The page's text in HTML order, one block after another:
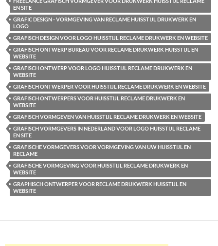
EN SITE
GRAFIC DESIGN - VORMGEVING VAN RECLAME HUISSTIJL DRUKWERK EN
LOGO
GRAFISCH DESIGN VOOR LOGO HUISSTIJL RECLAME DRUKWERK EN WEBSITE
GRAFISCH ONTWERP BUREAU VOOR RECLAME DRUKWERK HUISSTIJL EN
WEBSITE
GRAFISCH ONTWERP VOOR LOGO HUISSTIJL RECLAME DRUKWERK EN
WEBSITE
GRAFISCH ONTWERPER VOOR HUISSTIJL RECLAME DRUKWERK EN WEBSITE
GRAFISCH ONTWERPERS VOOR HUISSTIJL RECLAME DRUKWERK EN
WEBSITE
GRAFISCH VORMGEVEN VAN HUISSTIJL RECLAME DRUKWERK EN WEBSITE
GRAFISCH VORMGEVERS IN NEDERLAND VOOR LOGO HUISSTIJL RECLAME
EN SITE
GRAFISCHE VORMGEVERS VOOR VORMGEVING VAN UW HUISSTIJL EN
RECLAME
GRAFISCHE VORMGEVING VOOR HUISSTIJL RECLAME DRUKWERK EN
WEBSITE
GRAPHISCH ONTWERPER VOOR RECLAME DRUKWERK HUISSTIJL EN
WEBSITE